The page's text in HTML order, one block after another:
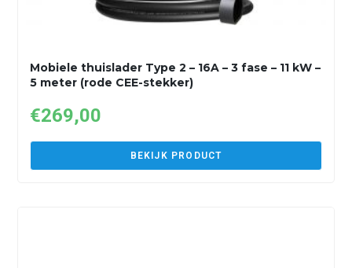
Mobiele thuislader Type 2 – 16A – 3 fase – 11 kW –
5 meter (rode CEE-stekker)
€269,00
BEKIJK PRODUCT